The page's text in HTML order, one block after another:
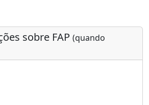
sobre FAP (quando